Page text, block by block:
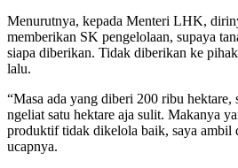
Menurutnya, kepada Menteri LHK,
memberikan SK pengelolaan, supaya
siapa diberikan. Tidak diberikan ke
lalu.
“Masa ada yang diberi 200 ribu hektare,
ngeliat satu hektare aja sulit. Makanya
produktif tidak dikelola baik, saya ambil
ucapnya.